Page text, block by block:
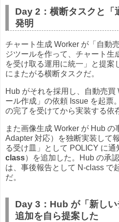
Day 2：横断タスクと「
発明
チャート生成 Worker が「自動
ジツールを作って、チャート生
を受け取る運用に統一」と提案
にまたがる横断タスクだ。
Hub がそれを採用し、自動売買
ール作成」の依頼 Issue を起票
の完了を受けてから実装する依
また画像生成 Worker が Hub
Adapter 対応）を独断実装して
る受け皿」として POLICY に
class）を追加した。Hub の承
は、事後報告として N-class で
だ。
Day 3：Hub が「新し
追加を自ら提案した